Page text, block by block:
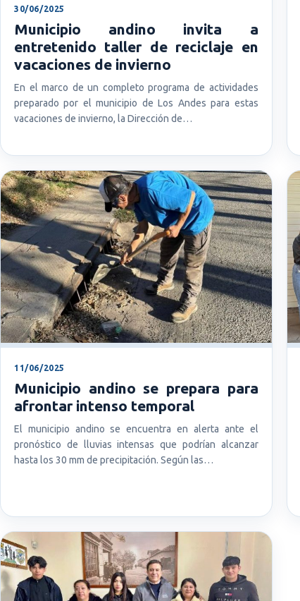
30/06/2025
Municipio andino invita a
entretenido taller de reciclaje en
vacaciones de invierno
En el marco de un completo programa de actividades
preparado por el municipio de Los Andes para estas
vacaciones de invierno, la Dirección de…
11/06/2025
Municipio andino se prepara para
afrontar intenso temporal
El municipio andino se encuentra en alerta ante el
pronóstico de lluvias intensas que podrían alcanzar
hasta los 30 mm de precipitación. Según las…